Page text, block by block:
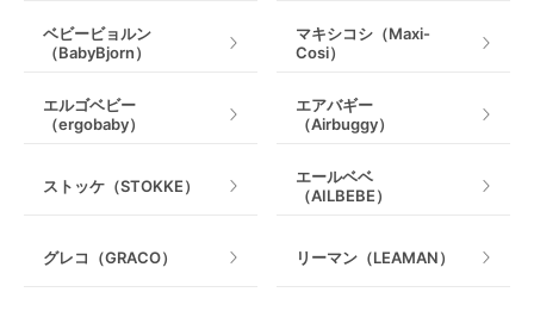
ベビービョルン
（BabyBjorn）
マキシコシ（Maxi-
Cosi）
エルゴベビー
（ergobaby）
エアバギー
（Airbuggy）
ストッケ（STOKKE）
エールベベ
（AILBEBE）
グレコ（GRACO） リーマン（LEAMAN）